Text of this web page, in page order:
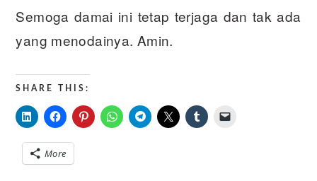
Semoga damai ini tetap terjaga dan tak ada
yang menodainya. Amin.
SHARE THIS:
More